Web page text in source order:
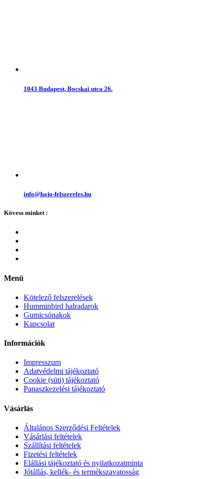
1043 Budapest, Bocskai utca 26.
info@hajo-felszereles.hu
Kövess minket :
Menü
Kötelező felszerelések
Humminbird halradarok
Gumicsónakok
Kapcsolat
Információk
Impresszum
Adatvédelmi tájékoztató
Cookie (süti) tájékoztató
Panaszkezelési tájékoztató
Vásárlás
Általános Szerződési Feltételek
Vásárlási feltételek
Szállítási feltételek
Fizetési feltételek
Elállási tájékoztató és nyilatkozatminta
Jótállás, kellék- és termékszavatosság